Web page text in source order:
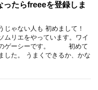
ったらfreeeを登録しま
じゃない人も 初めまして！
ムリエをやっています。ワイ
のゲーシーです。 初めて
した。 うまくできるか、かな